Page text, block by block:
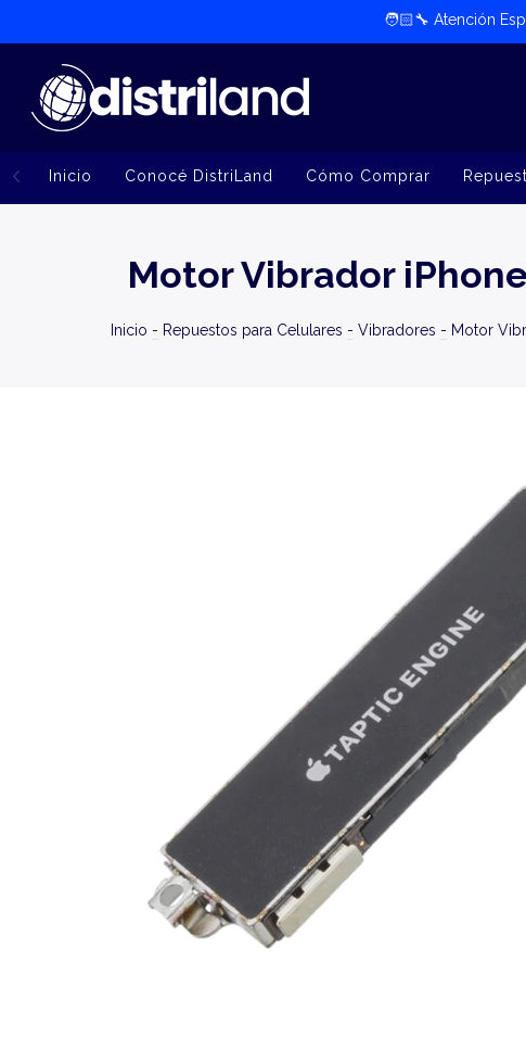
🧑🏻‍🔧​ Atención
Inicio Conocé DistriLand Cómo Comprar
Motor Vibrador
Inicio - Repuestos para Celulares - Vibradores - Motor